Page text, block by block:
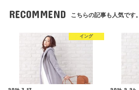
RECOMMEND こちらの記事も人気です。
イング